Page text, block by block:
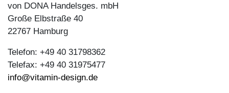
von DONA Handelsges. mbH
Große Elbstraße 40
22767 Hamburg
Telefon: +49 40 31798362
Telefax: +49 40 31975477
info@vitamin-design.de